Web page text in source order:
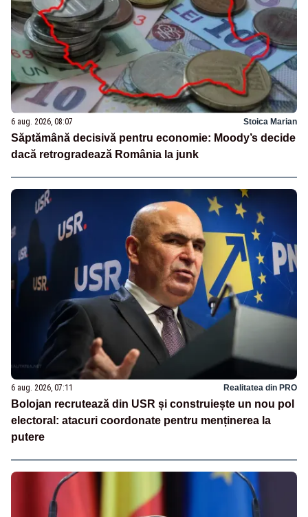
6 aug. 2026, 08:07 Stoica Marian
Săptămână decisivă pentru economie: Moody’s decide
dacă retrogradează România la junk
6 aug. 2026, 07:11 Realitatea din PRO
Bolojan recrutează din USR și construiește un nou pol
electoral: atacuri coordonate pentru menținerea la
putere